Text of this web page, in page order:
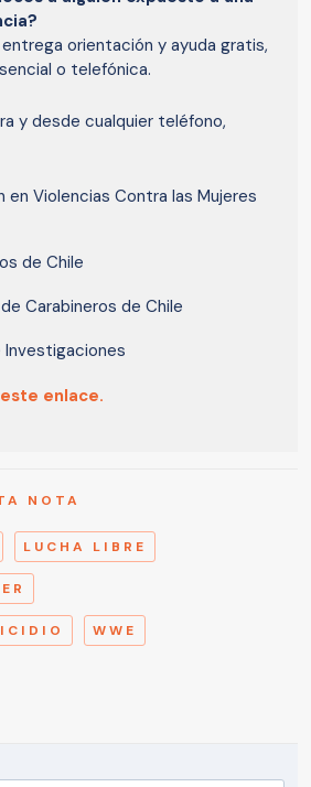
orientación y ayuda gratis,
o telefónica.
y desde cualquier teléfono,
en Violencias Contra las Mujeres
de Chile
Carabineros de Chile
Investigaciones
enlace.
NOTA
LUCHA LIBRE
WWE